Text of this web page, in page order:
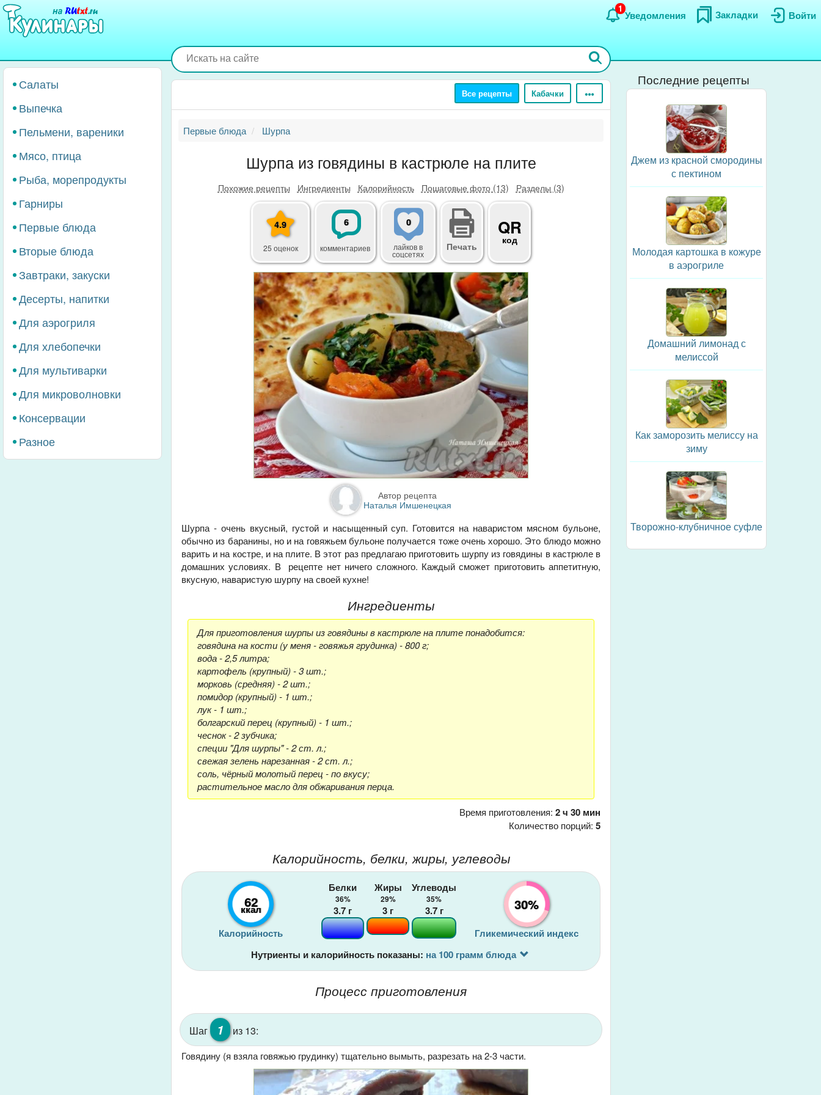
Перейти
основному
Войти
Закладки
Уведомления
1
Салаты
Выпечка
Пельмени, вареники
Мясо, птица
Рыба, морепродукты
Гарниры
Первые блюда
Вторые блюда
Завтраки, закуски
Десерты, напитки
Для аэрогриля
Для хлебопечки
Для мультиварки
Для микроволновки
Консервации
Разное
Все рецепты Кабачки
Первые блюда Шурпа
Шурпа из говядины в кастрюле на плите
Похожие рецепты Ингредиенты Калорийность Пошаговые фото (13) Разделы (3)
4.9
25 оценок
6
комментариев
0
лайковв
соцсетях
Печать
QR
код
Автор рецепта
Наталья Имшенецкая
Шурпа - очень вкусный, густой и насыщенный суп. Готовится на наваристом мясном бульоне,
обычно из баранины, но и на говяжьем бульоне получается тоже очень хорошо. Это блюдо можно
варить и на костре, и на плите. В этот раз предлагаю приготовить шурпу из говядины в кастрюле в
домашних условиях. В рецепте нет ничего сложного. Каждый сможет приготовить аппетитную,
вкусную, наваристую шурпу на своей кухне!
Ингредиенты
Для приготовления шурпы из говядины в кастрюле на плите понадобится:
говядина на кости (у меня - говяжья грудинка) - 800 г;
вода - 2,5 литра;
картофель (крупный) - 3 шт.;
морковь (средняя) - 2 шт.;
помидор (крупный) - 1 шт.;
лук - 1 шт.;
болгарский перец (крупный) - 1 шт.;
чеснок - 2 зубчика;
специи "Для шурпы" - 2 ст. л.;
свежая зелень нарезанная - 2 ст. л.;
соль, чёрный молотый перец - по вкусу;
растительное масло для обжаривания перца.
Время приготовления: 2 ч 30 мин
Количество порций: 5
Калорийность, белки, жиры, углеводы
62
ккал
Калорийность
Белки
36%
3.7 г
Жиры
29%
3 г
Углеводы
35%
3.7г 30%
Гликемический индекс
Нутриенты и калорийность показаны: на 100 грамм блюда
Процесс приготовления
Шаг 1 из 13:
Говядину (я взяла говяжью грудинку) тщательно вымыть, разрезать на 2-3 части.
Последние рецепты
Джем из красной смородины
с пектином
Молодая картошка в кожуре
в аэрогриле
Домашний лимонад с
мелиссой
Как заморозить мелиссу на
зиму
Творожно-клубничное суфле